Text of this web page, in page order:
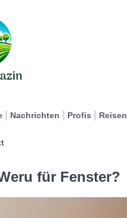
Nachrichten Profis Reisen
für Fenster?